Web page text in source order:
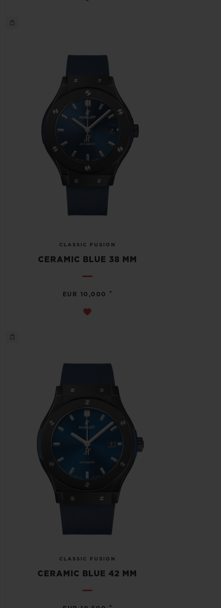
CLASSIC FUSION
CERAMIC BLUE 38 MM
EUR 10,000 •
CLASSIC FUSION
CERAMIC BLUE 42 MM
•